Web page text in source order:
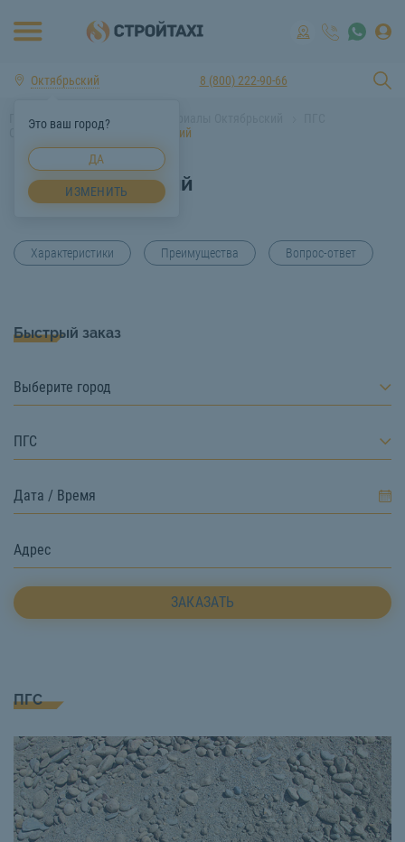
Октябрьский
Это ваш город?
ДА
ИЗМЕНИТЬ
8 (800) 222-90-66
Главная Строительные материалы Октябрьский
Октябрьский
ПГС Октябрьский
ПГС Октябрьский
Характеристики Преимущества Вопрос-ответ
Быстрый заказ
Выберите город
ПГС
ЗАКАЗАТЬ
ПГС